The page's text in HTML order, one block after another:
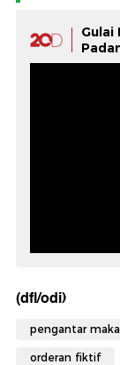
Gulai
(dfl/odi)
pengantar
orderan fiktif